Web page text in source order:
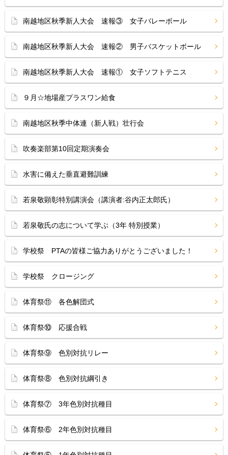
南越地区秋季新人大会 速報③ 女子バレーボール
南越地区秋季新人大会 速報② 男子バスケットボール
南越地区秋季新人大会 速報① 女子ソフトテニス
９月☆地場産プラスワン給食
南越地区秋季中体連（新人戦）壮行会
吹奏楽部第10回定期演奏会
水害に備えた垂直避難訓練
若泉敬顕彰特別講演会（講演者:谷内正太郎氏）
若泉敬氏の志について学ぶ（3年 特別授業）
学校祭 PTAの皆様ご協力ありがとうございました！
学校祭 クロージング
体育祭⑪ 各色解団式
体育祭⑩ 応援合戦
体育祭⑨ 色別対抗リレー
体育祭⑧ 色別対抗綱引き
体育祭⑦ 3年色別対抗種目
体育祭⑥ 2年色別対抗種目